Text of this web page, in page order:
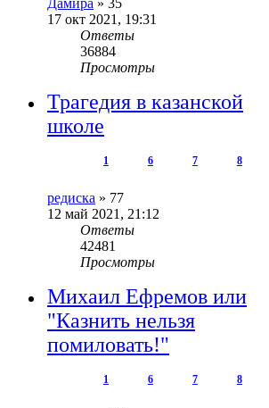
Дамира »
17 окт 2021, 19:31
35
Ответы
36884
Просмотры
Трагедия в казанской
школе
1 6 7 8
редиска »
12 май 2021, 21:12
77
Ответы
42481
Просмотры
Михаил Ефремов или
"Казнить нельзя
помиловать!"
1 6 7 8